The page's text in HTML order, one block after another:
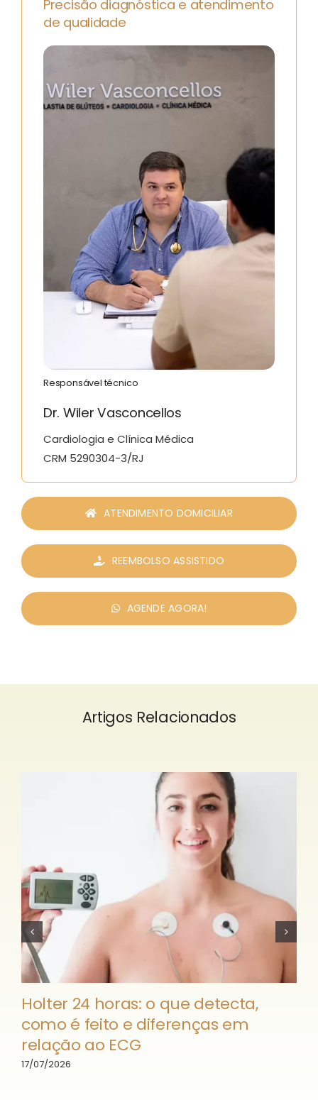
Precisão diagnóstica e atendimento
de qualidade
Responsável técnico
Dr. Wiler Vasconcellos
Cardiologia e Clínica Médica
CRM 5290304-3/RJ
ATENDIMENTO DOMICILIAR
REEMBOLSO ASSISTIDO
AGENDE AGORA!
Artigos Relacionados
Holter 24 horas: o que detecta,
como é feito e diferenças em
relação ao ECG
17/07/2026